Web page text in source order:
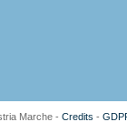
Marche - Credits -